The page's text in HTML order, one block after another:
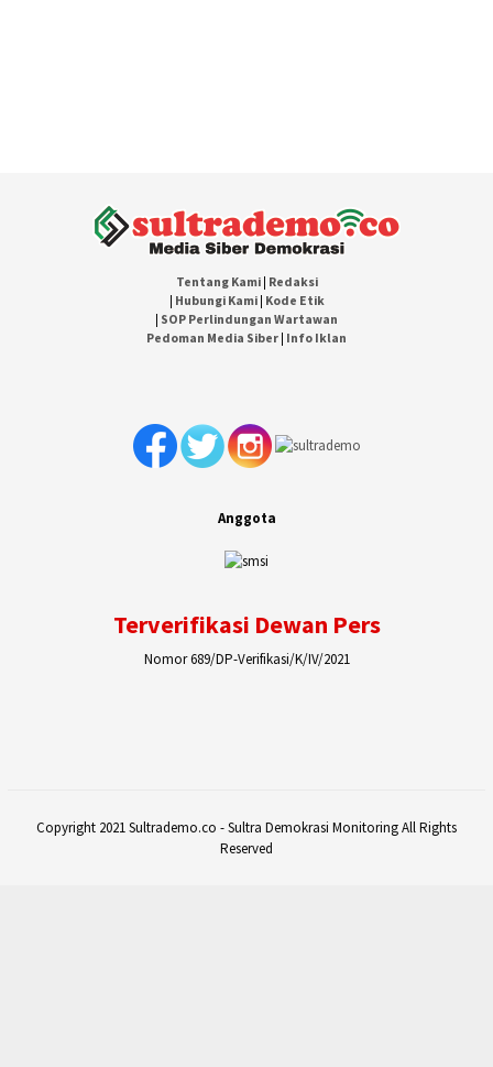
Tentang Kami| Redaksi
| Hubungi Kami| Kode Etik
| SOP Perlindungan Wartawan
Pedoman Media Siber | Info Iklan
Anggota
Terverifikasi Dewan Pers
Nomor 689/DP-Verifikasi/K/IV/2021
Copyright 2021 Sultrademo.co - Sultra Demokrasi Monitoring All Rights
Reserved